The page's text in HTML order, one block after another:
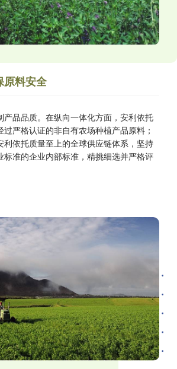
原料安全
产品品质。在纵向一体化方面，安利依托
过严格认证的非自有农场种植产品原料；
利依托质量至上的全球供应链体系，坚持
标准的企业内部标准，精挑细选并严格评